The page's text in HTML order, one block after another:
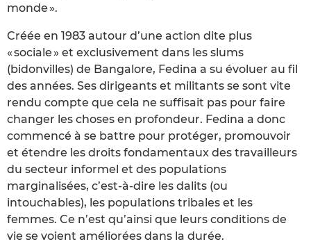
monde ».
Créée en 1983 autour d’une action dite plus
« sociale » et exclusivement dans les slums
(bidonvilles) de Bangalore, Fedina a su évoluer au fil
des années. Ses dirigeants et militants se sont vite
rendu compte que cela ne suffisait pas pour faire
changer les choses en profondeur. Fedina a donc
commencé à se battre pour protéger, promouvoir
et étendre les droits fondamentaux des travailleurs
du secteur informel et des populations
marginalisées, c’est-à-dire les dalits (ou
intouchables), les populations tribales et les
femmes. Ce n’est qu’ainsi que leurs conditions de
vie se voient améliorées dans la durée.